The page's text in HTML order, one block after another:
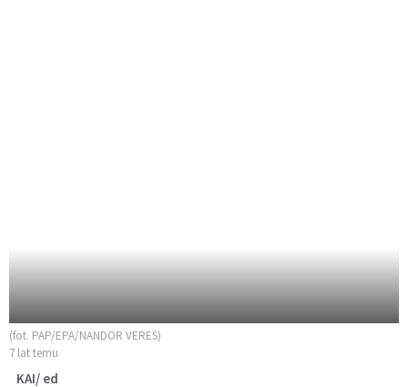
(fot. PAP/EPA/NANDOR VERES)
7 lat temu
KAI/ ed